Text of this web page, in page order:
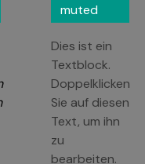
muted
Dies ist ein
Textblock.
Doppelklicken
Sie auf diesen
Text, um ihn
zu
bearbeiten.